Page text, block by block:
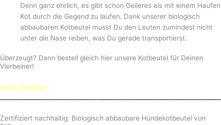
Denn ganz ehrlich, es gibt schon Geileres als mit einem Haufen
Kot durch die Gegend zu laufen. Dank unserer biologisch
abbaubaren Kotbeutel musst Du den Leuten zumindest nicht
unter die Nase reiben, was Du gerade transportierst.
Überzeugt? Dann bestell gleich hier unsere Kotbeutel für Deinen
Vierbeiner!
Jetzt bestellen
Zertifiziert nachhaltig: Biologisch abbaubare Hundekotbeutel von